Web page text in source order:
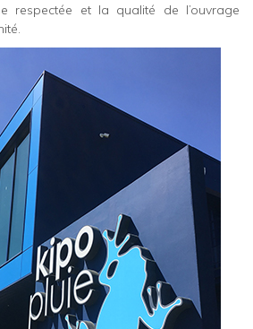
respectée et la qualité de l’ouvrage